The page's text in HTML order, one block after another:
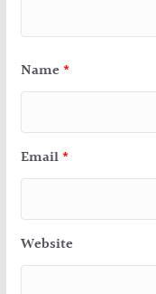
Name *
Email *
Website